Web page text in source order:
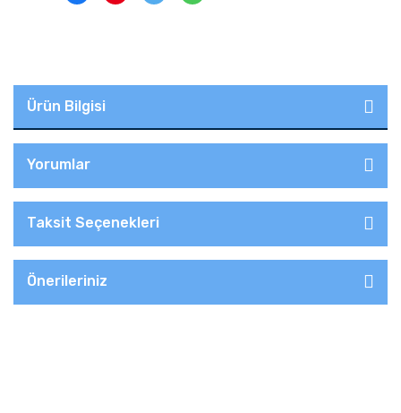
Ürün Bilgisi
Yorumlar
Taksit Seçenekleri
Önerileriniz